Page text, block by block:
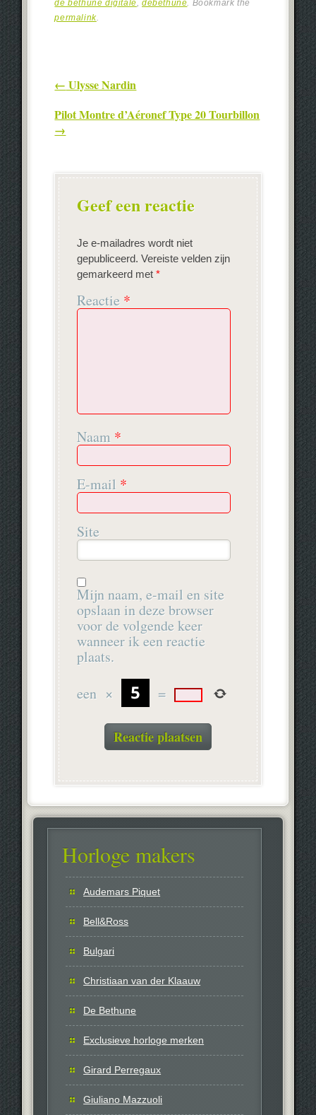
de bethune digitale,debethune. Bookmark the
permalink.
Post navigation
← Ulysse Nardin
Pilot Montre d’Aéronef Type 20 Tourbillon
→
Geef een reactie
Je e-mailadres wordt niet
gepubliceerd. Vereiste velden zijn
gemarkeerd met*
Reactie *
Naam *
E-mail *
Site
Mijn naam, e-mail en site
opslaan in deze browser
voor de volgende keer
wanneer ik een reactie
plaats.
een × =
Horloge makers
Audemars Piquet
Bell&Ross
Bulgari
Christiaan van der Klaauw
De Bethune
Exclusieve horloge merken
Girard Perregaux
Giuliano Mazzuoli